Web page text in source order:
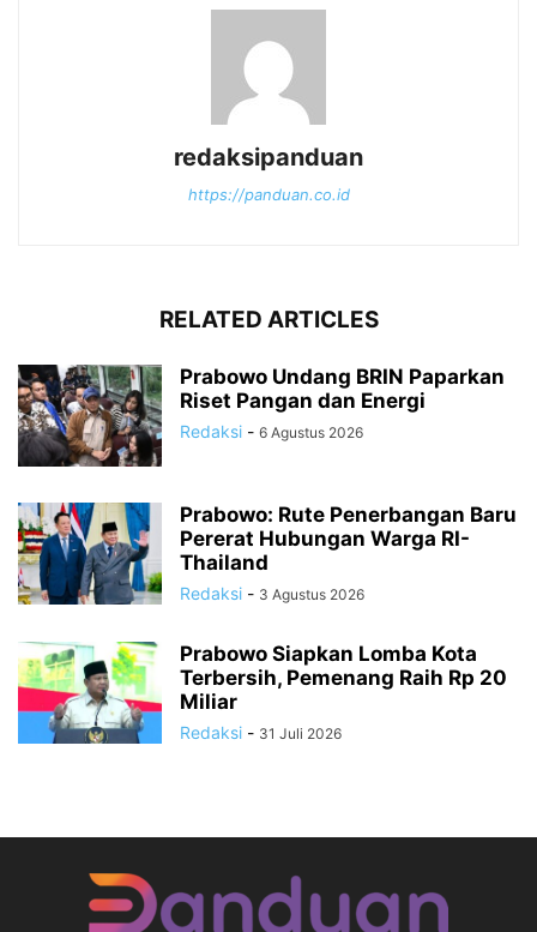
redaksipanduan
https://panduan.co.id
RELATED ARTICLES
Prabowo Undang BRIN Paparkan
Riset Pangan dan Energi
Redaksi - 6 Agustus 2026
Prabowo: Rute Penerbangan Baru
Pererat Hubungan Warga RI-
Thailand
Redaksi - 3 Agustus 2026
Prabowo Siapkan Lomba Kota
Terbersih, Pemenang Raih Rp 20
Miliar
Redaksi - 31 Juli 2026